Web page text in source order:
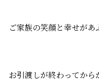
ご家族の笑顔と幸せが
お引渡しが終わってか